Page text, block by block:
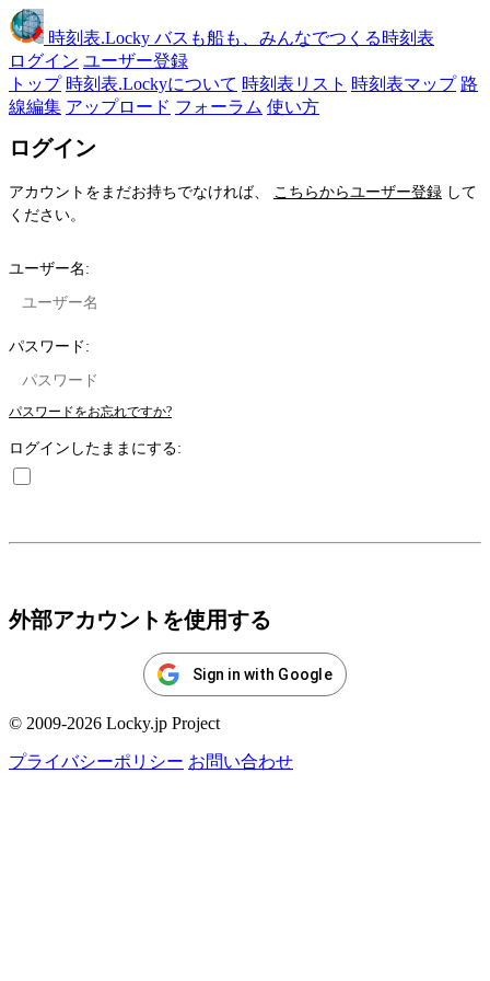
時刻表.Locky バスも船も、みんなでつくる時刻表
ログイン ユーザー登録
トップ 時刻表.Lockyについて 時刻表リスト 時刻表マップ 路
線編集 アップロード フォーラム 使い方
ログイン
アカウントをまだお持ちでなければ、 こちらからユーザー登録 して
ください。
ユーザー名:
パスワード:
パスワードをお忘れですか?
ログインしたままにする:
外部アカウントを使用する
Sign in with Google
© 2009-2026 Locky.jp Project
プライバシーポリシー お問い合わせ